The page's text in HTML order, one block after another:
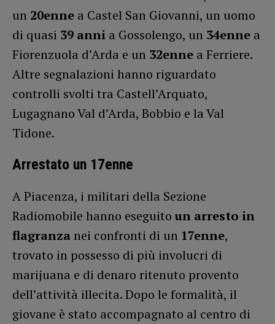
un 20enne a Castel San Giovanni, un uomo
di quasi 39 anni a Gossolengo, un 34enne a
Fiorenzuola d’Arda e un 32enne a Ferriere.
Altre segnalazioni hanno riguardato
controlli svolti tra Castell’Arquato,
Lugagnano Val d’Arda, Bobbio e la Val
Tidone.
Arrestato un 17enne
A Piacenza, i militari della Sezione
Radiomobile hanno eseguito un arresto in
flagranza nei confronti di un 17enne,
trovato in possesso di più involucri di
marijuana e di denaro ritenuto provento
dell’attività illecita. Dopo le formalità, il
giovane è stato accompagnato al centro di